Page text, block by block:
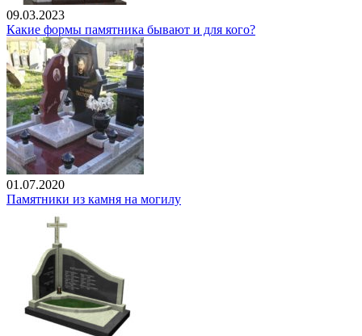
09.03.2023
Какие формы памятника бывают и для кого?
01.07.2020
Памятники из камня на могилу